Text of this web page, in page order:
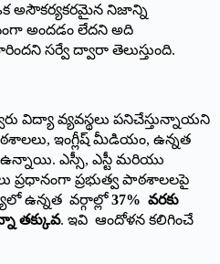
అసౌకర్యకరమైన నిజాన్ని
అందడం లేదని అది
సర్వే ద్వారా తెలుస్తుంది.
విద్యా వ్యవస్థలు పనిచేస్తున్నాయని
ఇంగ్లీష్ మీడియం, ఉన్నత
ఎస్సీ, ఎస్టీ మరియు
ప్రధానంగా ప్రభుత్వ పాఠశాలలపై
ఉన్నత వర్గాల్లో37% వరకు
తక్కువ. ఇవి ఆందోళన కలిగించే